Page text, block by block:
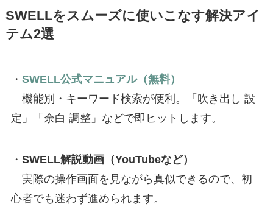
SWELLをスムーズに使いこなす解決アイ
テム2選
・ SWELL公式マニュアル（無料）
機能別・キーワード検索が便利。「吹き出し 設
定」「余白 調整」などで即ヒットします。
・ SWELL解説動画（YouTubeなど）
実際の操作画面を見ながら真似できるので、初
心者でも迷わず進められます。